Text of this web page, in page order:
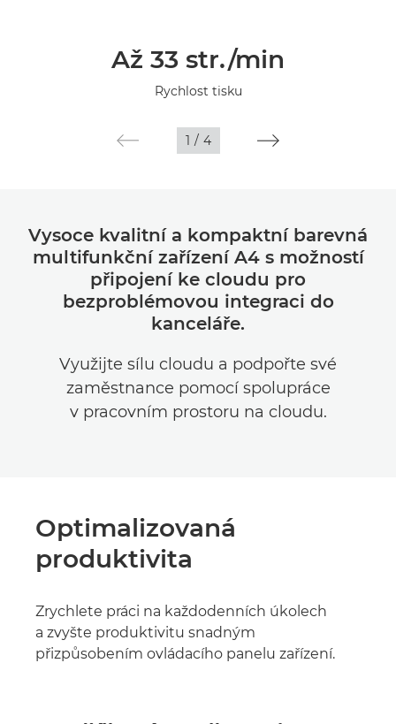
Až 33 str./min
Rychlost tisku
1 / 4
Vysoce kvalitní a kompaktní barevná
multifunkční zařízení A4 s možností
připojení ke cloudu pro
bezproblémovou integraci do
kanceláře.
Využijte sílu cloudu a podpořte své
zaměstnance pomocí spolupráce
v pracovním prostoru na cloudu.
Optimalizovaná
produktivita
Zrychlete práci na každodenních úkolech
a zvyšte produktivitu snadným
přizpůsobením ovládacího panelu zařízení.